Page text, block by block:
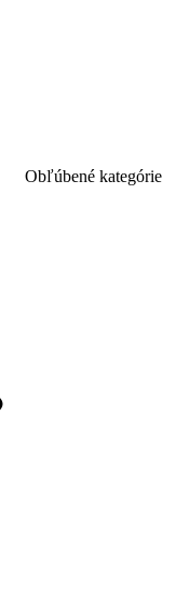
Obľúbené kategórie